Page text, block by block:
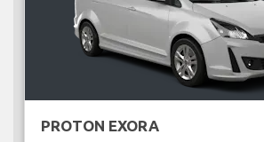
PROTON EXORA